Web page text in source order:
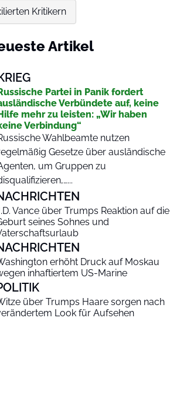
Kritikern
Artikel
Partei in Panik fordert
Verbündete auf, keine
mehr zu leisten: „Wir haben
Verbindung“
Wahlbeamte nutzen
Gesetze über ausländische
um Gruppen zu
Vance über Trumps Reaktion auf die
seines Sohnes und
erhöht Druck auf Moskau
inhaftiertem US-Marine
über Trumps Haare sorgen nach
Look für Aufsehen